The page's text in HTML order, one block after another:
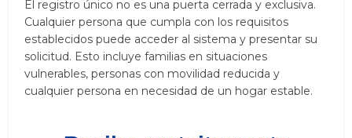
El registro único no es una puerta cerrada y exclusiva.
Cualquier persona que cumpla con los requisitos
establecidos puede acceder al sistema y presentar su
solicitud. Esto incluye familias en situaciones
vulnerables, personas con movilidad reducida y
cualquier persona en necesidad de un hogar estable.